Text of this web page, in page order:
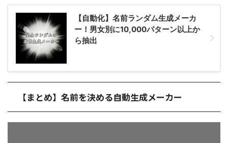
【自動化】名前ランダム生成メーカ
ー！男女別に10,000パターン以上か
ら抽出
【まとめ】名前を決める自動生成メーカー